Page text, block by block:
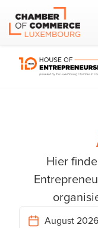
Hier